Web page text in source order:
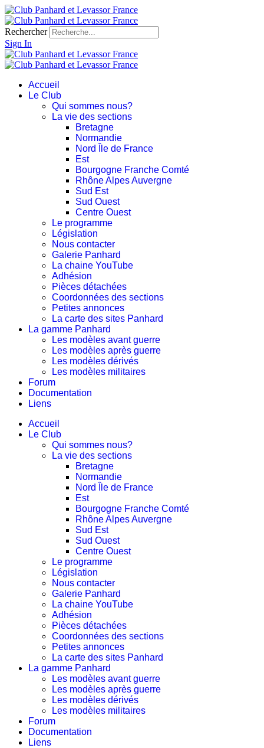
Rechercher
Sign In
Accueil
Le Club
Qui sommes nous?
La vie des sections
Bretagne
Normandie
Nord Île de France
Est
Bourgogne Franche Comté
Rhône Alpes Auvergne
Sud Est
Sud Ouest
Centre Ouest
Le programme
Législation
Nous contacter
Galerie Panhard
La chaine YouTube
Adhésion
Pièces détachées
Coordonnées des sections
Petites annonces
La carte des sites Panhard
La gamme Panhard
Les modèles avant guerre
Les modèles après guerre
Les modèles dérivés
Les modèles militaires
Forum
Documentation
Liens
Accueil
Le Club
Qui sommes nous?
La vie des sections
Bretagne
Normandie
Nord Île de France
Est
Bourgogne Franche Comté
Rhône Alpes Auvergne
Sud Est
Sud Ouest
Centre Ouest
Le programme
Législation
Nous contacter
Galerie Panhard
La chaine YouTube
Adhésion
Pièces détachées
Coordonnées des sections
Petites annonces
La carte des sites Panhard
La gamme Panhard
Les modèles avant guerre
Les modèles après guerre
Les modèles dérivés
Les modèles militaires
Forum
Documentation
Liens